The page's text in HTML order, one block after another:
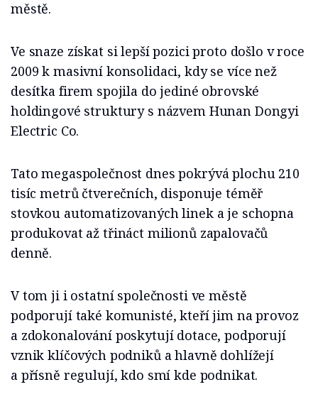
městě.
Ve snaze získat si lepší pozici proto došlo v roce
2009 k masivní konsolidaci, kdy se více než
desítka firem spojila do jediné obrovské
holdingové struktury s názvem Hunan Dongyi
Electric Co.
Tato megaspolečnost dnes pokrývá plochu 210
tisíc metrů čtverečních, disponuje téměř
stovkou automatizovaných linek a je schopna
produkovat až třináct milionů zapalovačů
denně.
V tom ji i ostatní společnosti ve městě
podporují také komunisté, kteří jim na provoz
a zdokonalování poskytují dotace, podporují
vznik klíčových podniků a hlavně dohlížejí
a přísně regulují, kdo smí kde podnikat.